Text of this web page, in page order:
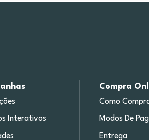
Interativos
Compra
Como
Modos De
Entrega